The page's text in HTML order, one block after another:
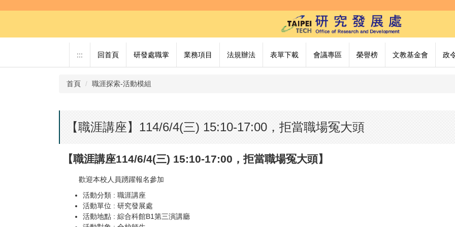
要
::: 回首頁 研發處職掌 業務項目 法規辦法 表單下載 會議專區 榮譽榜 文教基金會 政
首頁 職涯探索-活動模組
【職涯講座】114/6/4(三) 15:10-17:00，拒當職場冤大頭
【職涯講座114/6/4(三) 15:10-17:00，拒當職場冤大頭】
歡迎本校人員踴躍報名參加
活動分類 : 職涯講座
活動單位 : 研究發展處
活動地點 : 綜合科館B1第三演講廳